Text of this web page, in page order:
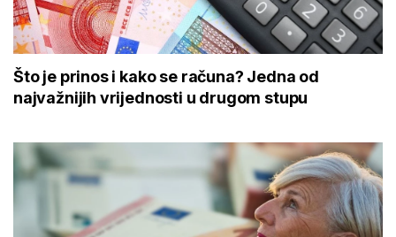
Što je prinos i kako se računa? Jedna od
najvažnijih vrijednosti u drugom stupu